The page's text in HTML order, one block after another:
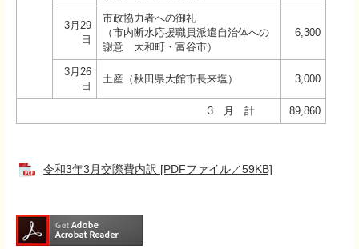
3月29
日
市政協力者への御礼
（市内断水応援職員派遣自治体への
謝意 大和町・富谷市）
6,300
3月26
日
土産（秋田県大館市長来塩） 3,000
3 月 計 89,860
令和3年3月交際費内訳 [PDFファイル／59KB]